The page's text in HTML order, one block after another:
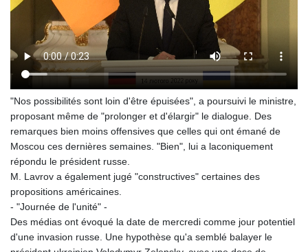
INR 95.210504
IQD
1306.058902
IRR
1375550.000352
JEP 0.740916
JMD 158.335856
JOD 0.70904
JPY 157.80604
KGS 87.450384
KMF 426.00035
KRW
"Nos possibilités sont loin d'être épuisées", a poursuivi le ministre,
proposant même de "prolonger et d'élargir" le dialogue. Des
remarques bien moins offensives que celles qui ont émané de
Moscou ces dernières semaines. "Bien", lui a laconiquement
répondu le président russe.
M. Lavrov a également jugé "constructives" certaines des
propositions américaines.
- "Journée de l'unité" -
Des médias ont évoqué la date de mercredi comme jour potentiel
d'une invasion russe. Une hypothèse qu'a semblé balayer le